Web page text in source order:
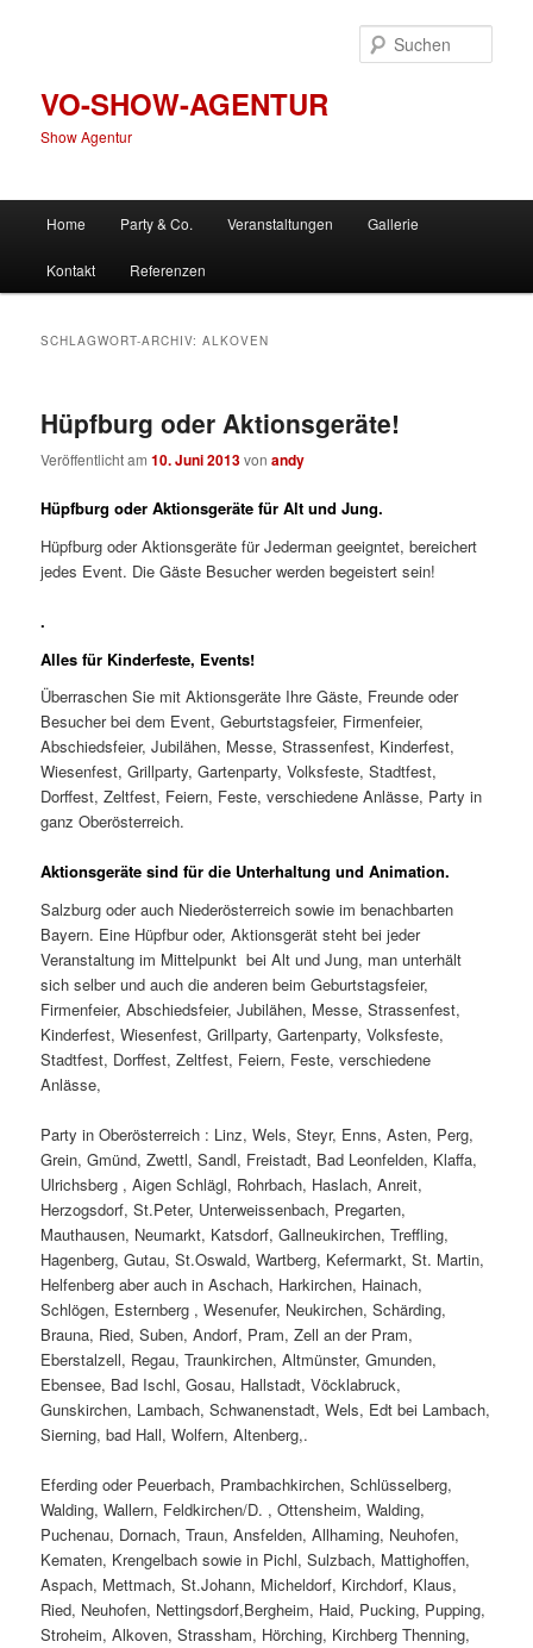
VO-SHOW-AGENTUR
Show Agentur
Home Party & Co. Veranstaltungen Gallerie
Kontakt Referenzen
SCHLAGWORT-ARCHIV:ALKOVEN
Hüpfburg oder Aktionsgeräte!
Veröffentlicht am10. Juni 2013vonandy
Hüpfburg oder Aktionsgeräte für Alt und Jung.
Hüpfburg oder Aktionsgeräte für Jederman geeigntet, bereichert
jedes Event. Die Gäste Besucher werden begeistert sein!
.
Alles für Kinderfeste, Events!
Überraschen Sie mit Aktionsgeräte Ihre Gäste, Freunde oder
Besucher bei dem Event, Geburtstagsfeier, Firmenfeier,
Abschiedsfeier, Jubilähen, Messe, Strassenfest, Kinderfest,
Wiesenfest, Grillparty, Gartenparty, Volksfeste, Stadtfest,
Dorffest, Zeltfest, Feiern, Feste, verschiedene Anlässe, Party in
ganz Oberösterreich.
Aktionsgeräte sind für die Unterhaltung und Animation.
Salzburg oder auch Niederösterreich sowie im benachbarten
Bayern. Eine Hüpfbur oder, Aktionsgerät steht bei jeder
Veranstaltung im Mittelpunkt bei Alt und Jung, man unterhält
sich selber und auch die anderen beim Geburtstagsfeier,
Firmenfeier, Abschiedsfeier, Jubilähen, Messe, Strassenfest,
Kinderfest, Wiesenfest, Grillparty, Gartenparty, Volksfeste,
Stadtfest, Dorffest, Zeltfest, Feiern, Feste, verschiedene
Anlässe,
Party in Oberösterreich : Linz, Wels, Steyr, Enns, Asten, Perg,
Grein, Gmünd, Zwettl, Sandl, Freistadt, Bad Leonfelden, Klaffa,
Ulrichsberg , Aigen Schlägl, Rohrbach, Haslach, Anreit,
Herzogsdorf, St.Peter, Unterweissenbach, Pregarten,
Mauthausen, Neumarkt, Katsdorf, Gallneukirchen, Treffling,
Hagenberg, Gutau, St.Oswald, Wartberg, Kefermarkt, St. Martin,
Helfenberg aber auch in Aschach, Harkirchen, Hainach,
Schlögen, Esternberg , Wesenufer, Neukirchen, Schärding,
Brauna, Ried, Suben, Andorf, Pram, Zell an der Pram,
Eberstalzell, Regau, Traunkirchen, Altmünster, Gmunden,
Ebensee, Bad Ischl, Gosau, Hallstadt, Vöcklabruck,
Gunskirchen, Lambach, Schwanenstadt, Wels, Edt bei Lambach,
Sierning, bad Hall, Wolfern, Altenberg,.
Eferding oder Peuerbach, Prambachkirchen, Schlüsselberg,
Walding, Wallern, Feldkirchen/D. , Ottensheim, Walding,
Puchenau, Dornach, Traun, Ansfelden, Allhaming, Neuhofen,
Kematen, Krengelbach sowie in Pichl, Sulzbach, Mattighoffen,
Aspach, Mettmach, St.Johann, Micheldorf, Kirchdorf, Klaus,
Ried, Neuhofen, Nettingsdorf,Bergheim, Haid, Pucking, Pupping,
Stroheim, Alkoven, Strassham, Hörching, Kirchberg Thenning,